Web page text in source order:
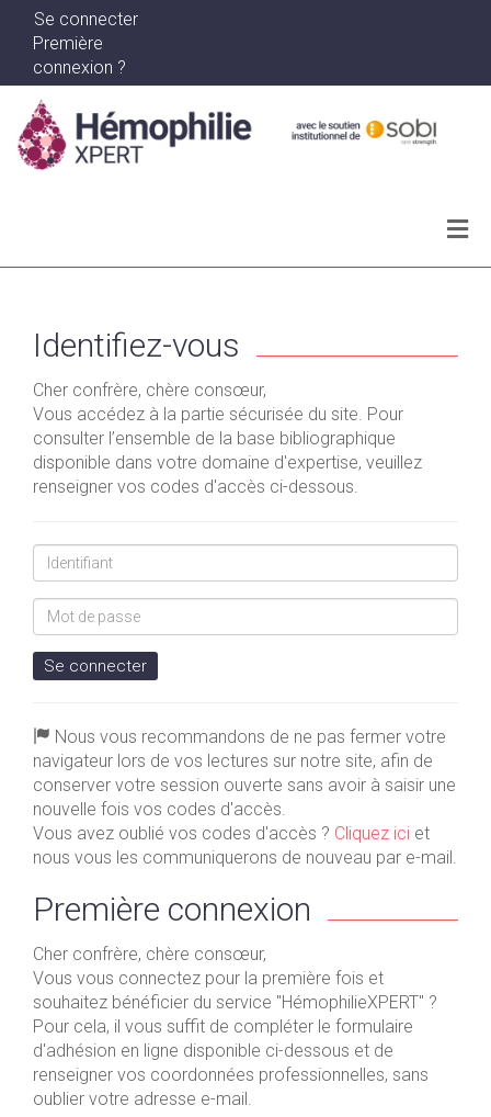
Se connecter
Première
connexion ?
Identifiez-vous
Cher confrère, chère consœur,
Vous accédez à la partie sécurisée du site. Pour
consulter l’ensemble de la base bibliographique
disponible dans votre domaine d'expertise, veuillez
renseigner vos codes d'accès ci-dessous.
Identifiant
Mot
de
passe
Se connecter
Nous vous recommandons de ne pas fermer votre
navigateur lors de vos lectures sur notre site, afin de
conserver votre session ouverte sans avoir à saisir une
nouvelle fois vos codes d'accès.
Vous avez oublié vos codes d'accès ? Cliquez ici et
nous vous les communiquerons de nouveau par e-mail.
Première connexion
Cher confrère, chère consœur,
Vous vous connectez pour la première fois et
souhaitez bénéficier du service "HémophilieXPERT" ?
Pour cela, il vous suffit de compléter le formulaire
d'adhésion en ligne disponible ci-dessous et de
renseigner vos coordonnées professionnelles, sans
oublier votre adresse e-mail.
Archives
WEBINAR SERIES